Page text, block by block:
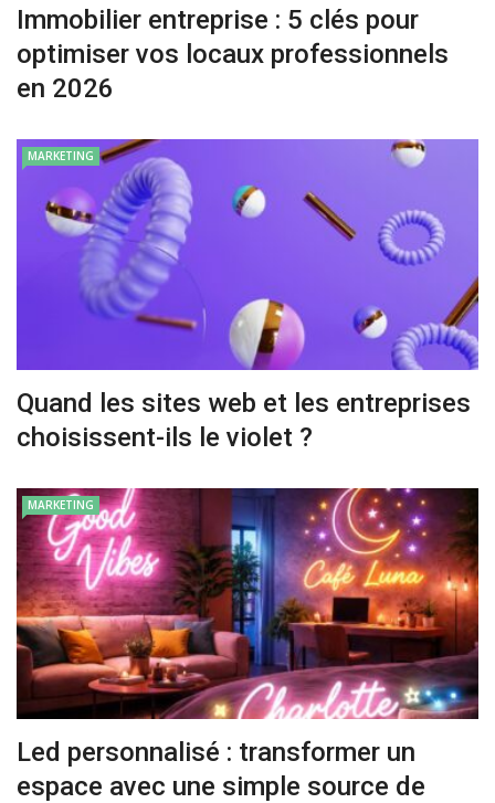
Immobilier entreprise : 5 clés pour
optimiser vos locaux professionnels
en 2026
MARKETING
Quand les sites web et les entreprises
choisissent-ils le violet ?
MARKETING
Led personnalisé : transformer un
espace avec une simple source de